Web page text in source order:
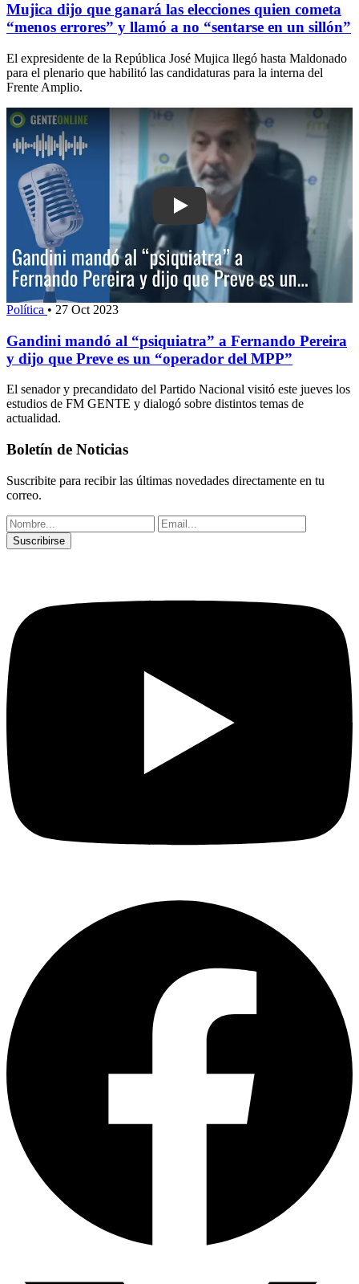
Mujica dijo que ganará las elecciones quien cometa
“menos errores” y llamó a no “sentarse en un sillón”
El expresidente de la República José Mujica llegó hasta Maldonado
para el plenario que habilitó las candidaturas para la interna del
Frente Amplio.
Play: Gandini mandó al “psiquiatra” a
Política • 27 Oct 2023
Gandini mandó al “psiquiatra” a Fernando Pereira
y dijo que Preve es un “operador del MPP”
El senador y precandidato del Partido Nacional visitó este jueves los
estudios de FM GENTE y dialogó sobre distintos temas de
actualidad.
Boletín de Noticias
Suscribite para recibir las últimas novedades directamente en tu
correo.
Suscribirse